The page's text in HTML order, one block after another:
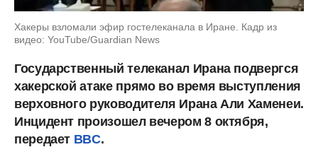
Хакеры взломали эфир гостелеканала в Иране. Кадр из
видео: YouTube/Guardian News
Государственный телеканал Ирана подвергся
хакерской атаке прямо во время выступления
верховного руководителя Ирана Али Хаменеи.
Инцидент произошел вечером 8 октября,
передает BBC.